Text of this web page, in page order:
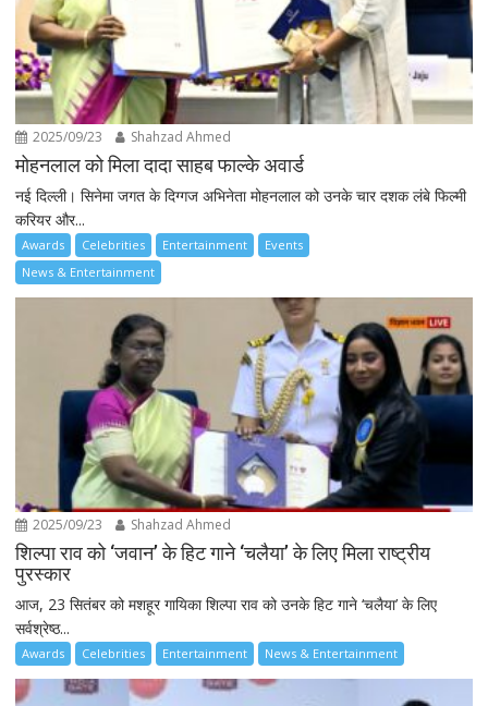
2025/09/23 Shahzad Ahmed
मोहनलाल को मिला दादा साहब फाल्के अवार्ड
नई दिल्ली। सिनेमा जगत के दिग्गज अभिनेता मोहनलाल को उनके चार दशक लंबे फिल्मी
करियर और...
Awards Celebrities Entertainment
Events
News & Entertainment
2025/09/23 Shahzad Ahmed
शिल्पा राव को ‘जवान’ के हिट गाने ‘चलैया’ के लिए मिला राष्ट्रीय
पुरस्कार
आज, 23 सितंबर को मशहूर गायिका शिल्पा राव को उनके हिट गाने ‘चलैया’ के लिए
सर्वश्रेष्ठ...
Awards Celebrities Entertainment News & Entertainment